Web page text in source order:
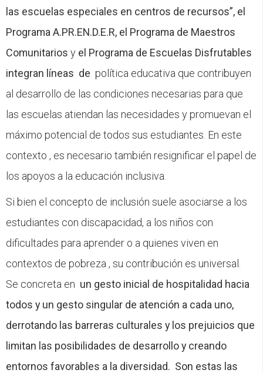
las escuelas especiales en centros de recursos”, el
Programa A.PR.EN.D.E.R, el Programa de Maestros
Comunitarios y el Programa de Escuelas Disfrutables
integran líneas de política educativa que contribuyen
al desarrollo de las condiciones necesarias para que
las escuelas atiendan las necesidades y promuevan el
máximo potencial de todos sus estudiantes. En este
contexto , es necesario también resignificar el papel de
los apoyos a la educación inclusiva.
Si bien el concepto de inclusión suele asociarse a los
estudiantes con discapacidad, a los niños con
dificultades para aprender o a quienes viven en
contextos de pobreza , su contribución es universal.
Se concreta en un gesto inicial de hospitalidad hacia
todos y un gesto singular de atención a cada uno,
derrotando las barreras culturales y los prejuicios que
limitan las posibilidades de desarrollo y creando
entornos favorables a la diversidad. Son estas las